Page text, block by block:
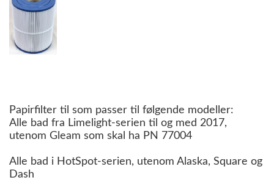
Papirfilter til som passer til følgende modeller:
Alle bad fra Limelight-serien til og med 2017,
utenom Gleam som skal ha PN 77004
Alle bad i HotSpot-serien, utenom Alaska, Square og
Dash